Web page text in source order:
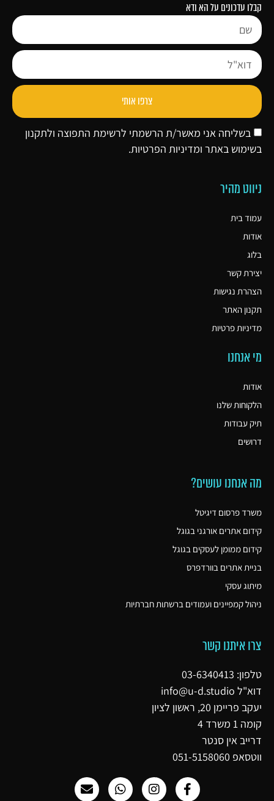
קבלו עדכונים על הא ודא
בשליחה אני מאשר/ת הרשמתי לרשימת התפוצה ולתקנון
בשימוש באתר ומדיניות הפרטיות.
צרפו אותי
ניווט מהיר
עמוד בית
אודות
בלוג
יצירת קשר
הצהרת נגישות
תקנון האתר
מדיניות פרטיות
מי אנחנו
אודות
הלקוחות שלנו
תיק עבודות
דרושים
מה אנחנו עושים?
משרד פרסום דיגיטל
קידום אתרים אורגני בגוגל
קידום ממומן לעסקים בגוגל
בניית אתרים בוורדפרס
מיתוג עסקי
ניהול קמפיינים ועמודים ברשתות חברתיות
צרו איתנו קשר
טלפון: 03-6340413
דוא"ל info@u-d.studio
יעקב פריימן 20, ראשון לציון
קומה 1 משרד 4
דרייב אין סנטר
ווטסאפ 051-5158060